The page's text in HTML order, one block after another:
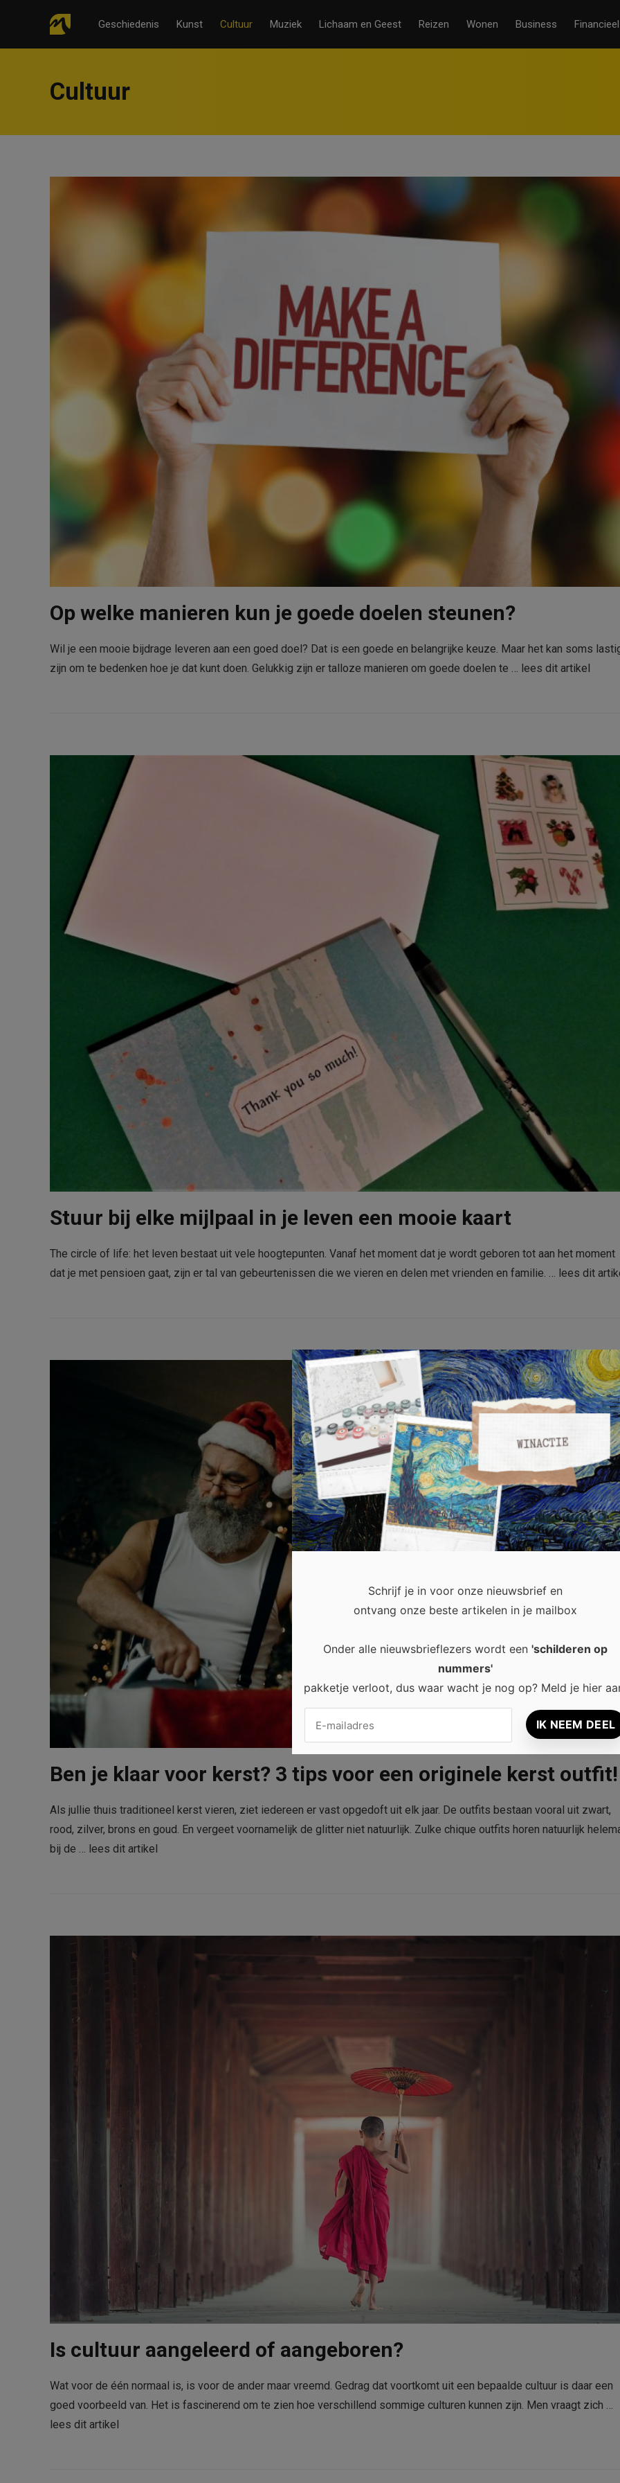
Geschiedenis Kunst Cultuur Muziek Lichaam en Geest Reizen Wonen Business Financieel
Cultuur
Op welke manieren kun je goede doelen steunen?
Wil je een mooie bijdrage leveren aan een goed doel? Dat is een goede en belangrijke keuze. Maar het kan soms
zijn om te bedenken hoe je dat kunt doen. Gelukkig zijn er talloze manieren om goede doelen te … lees dit artikel
Stuur bij elke mijlpaal in je leven een mooie kaart
The circle of life: het leven bestaat uit vele hoogtepunten. Vanaf het moment dat je wordt geboren tot aan het moment
dat je met pensioen gaat, zijn er tal van gebeurtenissen die we vieren en delen met vrienden en familie. … lees dit
Ben je klaar voor kerst? 3 tips voor een originele kerst outfit!
Als jullie thuis traditioneel kerst vieren, ziet iedereen er vast opgedoft uit elk jaar. De outfits bestaan vooral uit zwart,
rood, zilver, brons en goud. En vergeet voornamelijk de glitter niet natuurlijk. Zulke chique outfits horen natuurlijk
bij de … lees dit artikel
Is cultuur aangeleerd of aangeboren?
Wat voor de één normaal is, is voor de ander maar vreemd. Gedrag dat voortkomt uit een bepaalde cultuur is daar een
goed voorbeeld van. Het is fascinerend om te zien hoe verschillend sommige culturen kunnen zijn. Men vraagt zich …
lees dit artikel
Schrijf je in voor onze nieuwsbrief en
ontvang onze beste artikelen in je mailbox
Onder alle nieuwsbrieflezers wordt een 'schilderen op
nummers'
pakketje verloot, dus waar wacht je nog op? Meld je hier